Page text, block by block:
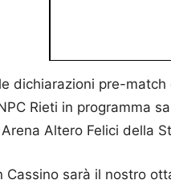
dichiarazioni pre-
Rieti in programma
Altero Felici della
Cassino sarà il nostro